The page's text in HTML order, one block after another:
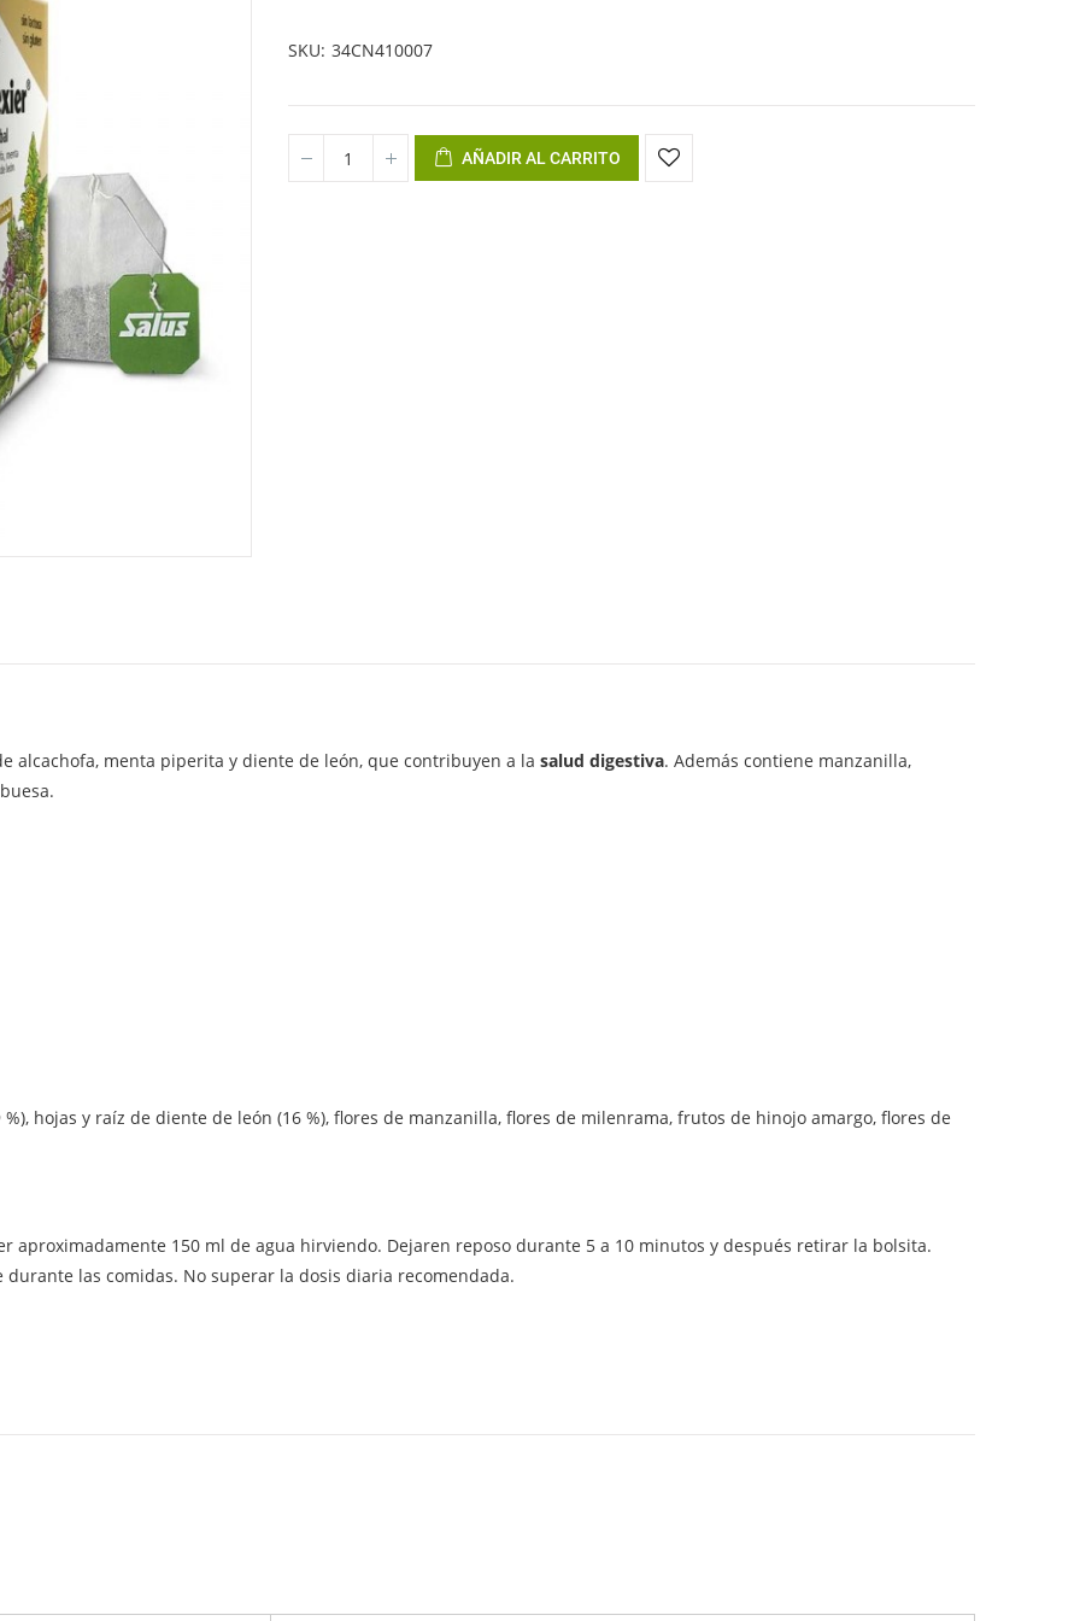
SKU 34CN410007
AÑADIR AL CARRITO
alcachofa, menta piperita y diente de león, que contribuyen a la salud digestiva. Además contiene manzanilla,
hojas y raíz de diente de león (16 %), flores de manzanilla, flores de milenrama, frutos de hinojo amargo, flores de
aproximadamente 150 ml de agua hirviendo. Dejaren reposo durante 5 a 10 minutos y después retirar la bolsita.
las comidas. No superar la dosis diaria recomendada.